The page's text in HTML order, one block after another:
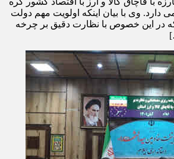
دارد. وی با بیان اینکه اولویت مهم دولت
در این خصوص با نظارت دقیق بر چرخه